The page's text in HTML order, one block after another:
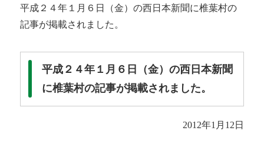
平成２４年１月６日（金）の西日本新聞に椎葉村の
記事が掲載されました。
平成２４年１月６日（金）の西日本新聞
に椎葉村の記事が掲載されました。
2012年1月12日